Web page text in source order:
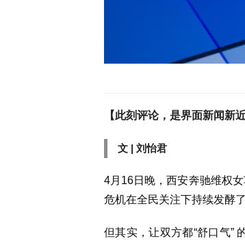
【此刻评论，是界面新闻新
文 | 刘怡君
4月16日晚，西安奔驰维权
危机在全民关注下持续发酵
但其实，让双方都“舒口气”